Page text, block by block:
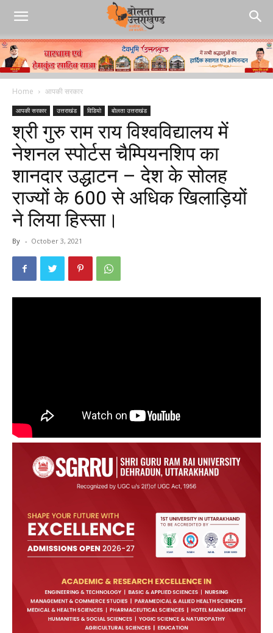
Home आपकी सरकार
आपकी सरकार उत्तराखंड विडियो बोलता उत्तराखंड
श्री गुरु राम राय विश्वविद्यालय में
नेशनल स्पोर्टस चैम्पियनशिप का
शानदार उद्धाटन – देश के सोलह
राज्यों के 600 से अधिक खिलाड़ियों
ने लिया हिस्सा।
By - October 3, 2021